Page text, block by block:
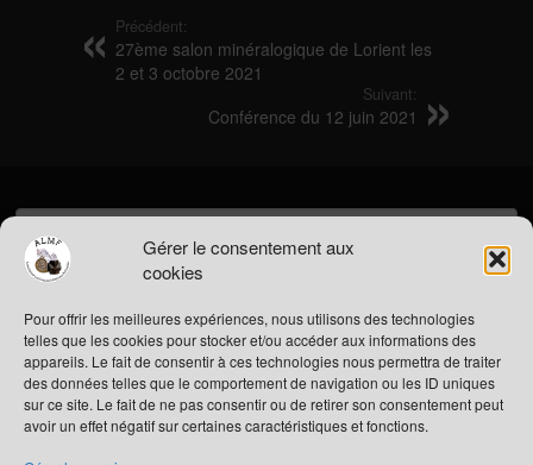
Gérer le consentement aux
cookies
Pour offrir les meilleures expériences, nous utilisons des technologies
telles que les cookies pour stocker et/ou accéder aux informations des
appareils. Le fait de consentir à ces technologies nous permettra de traiter
des données telles que le comportement de navigation ou les ID uniques
sur ce site. Le fait de ne pas consentir ou de retirer son consentement peut
avoir un effet négatif sur certaines caractéristiques et fonctions.
Précédent:
27ème salon minéralogique de Lorient les
2 et 3 octobre 2021
Suivant:
Conférence du 12 juin 2021
Rechercher :
ESPACE ADHÉRENT
Connexion
ARTICLES RÉCENTS
Adhésion à l’association